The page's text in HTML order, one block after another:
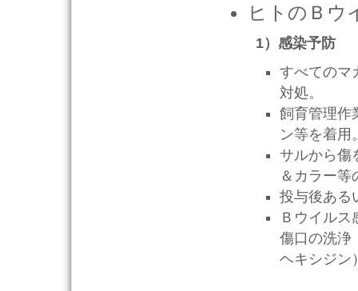
ヒトのＢウ
1）感染予防
すべてのマ
対処。
飼育管理作
ン等を着用
サルから傷
＆カラー等
投与後ある
Ｂウイル
傷口の洗浄
ヘキシジン